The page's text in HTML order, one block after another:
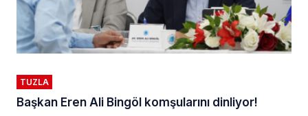
TUZLA
Başkan Eren Ali Bingöl komşularını dinliyor!